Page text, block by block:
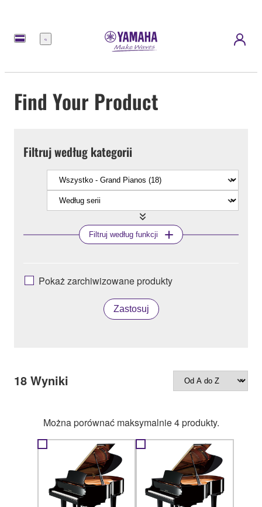
Menu
Find Your Product
Filtruj według kategorii
Filtruj według funkcji
Pokaż zarchiwizowane produkty
Zastosuj
18 Wyniki
Można porównać maksymalnie 4 produkty.